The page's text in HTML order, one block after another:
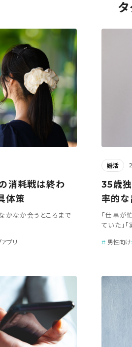
の消耗戦は終わ
体策
かなか会うところまで
プリ
婚活
35歳独
率的
「仕事が
ていた」
男性向け